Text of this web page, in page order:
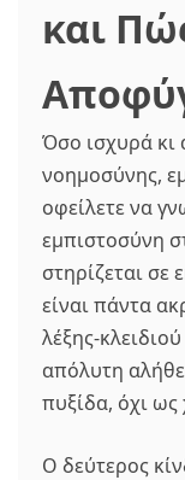
και
Όσο ισχυρά κι
νοημοσύνης,
οφείλετε να
εμπιστοσύνη
στηρίζεται σε
είναι πάντα
λέξης-
απόλυτη
πυξίδα, όχι ως
Ο δεύτερος